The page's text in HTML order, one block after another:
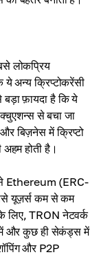
लोकप्रिय
अन्य क्रिप्टोकरेंसी
फ़ायदा है कि ये
से बचा जा
बिज़नेस में क्रिप्टो
अहम होती है।
Ethereum (ERC-
यूज़र्स कम से कम
लिए, TRON नेटवर्क
और कुछ ही सेकंड्स में
और P2P